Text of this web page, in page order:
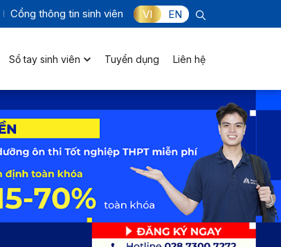
Cổng thông tin sinh viên VI EN
Sổ tay sinh viên Tuyển dụng Liên hệ